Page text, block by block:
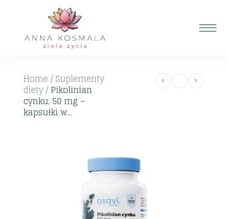
Home / Suplementy
diety/ Pikolinian
cynku, 50 mg –
kapsułki w...